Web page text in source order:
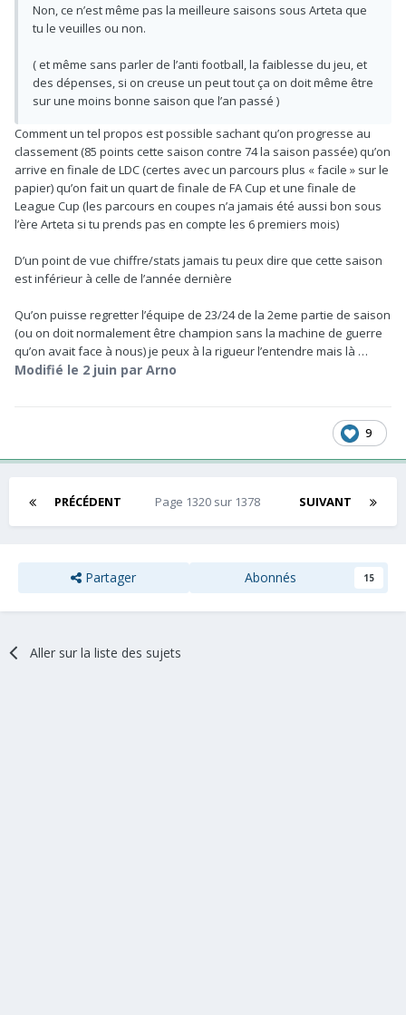
Non, ce n’est même pas la meilleure saisons sous Arteta que
tu le veuilles ou non.
( et même sans parler de l’anti football, la faiblesse du jeu, et
des dépenses, si on creuse un peut tout ça on doit même être
sur une moins bonne saison que l’an passé )
Comment un tel propos est possible sachant qu’on progresse au
classement (85 points cette saison contre 74 la saison passée) qu’on
arrive en finale de LDC (certes avec un parcours plus « facile » sur le
papier) qu’on fait un quart de finale de FA Cup et une finale de
League Cup (les parcours en coupes n’a jamais été aussi bon sous
l’ère Arteta si tu prends pas en compte les 6 premiers mois)
D’un point de vue chiffre/stats jamais tu peux dire que cette saison
est inférieur à celle de l’année dernière
Qu’on puisse regretter l’équipe de 23/24 de la 2eme partie de saison
(ou on doit normalement être champion sans la machine de guerre
qu’on avait face à nous) je peux à la rigueur l’entendre mais là …
Modifié le 2 juin par Arno
9
PRÉCÉDENT SUIVANT
Page 1320 sur 1378
Partager Abonnés 15
Aller sur la liste des sujets